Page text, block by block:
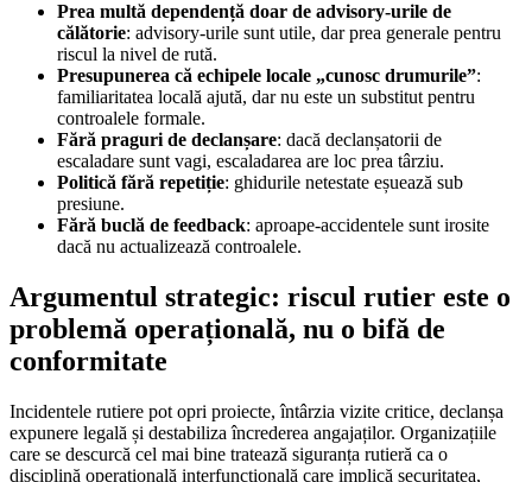
Prea multă dependență doar de advisory-urile de
călătorie: advisory-urile sunt utile, dar prea generale pentru
riscul la nivel de rută.
Presupunerea că echipele locale „cunosc drumurile”:
familiaritatea locală ajută, dar nu este un substitut pentru
controalele formale.
Fără praguri de declanșare: dacă declanșatorii de
escaladare sunt vagi, escaladarea are loc prea târziu.
Politică fără repetiție: ghidurile netestate eșuează sub
presiune.
Fără buclă de feedback: aproape-accidentele sunt irosite
dacă nu actualizează controalele.
Argumentul strategic: riscul rutier este o
problemă operațională, nu o bifă de
conformitate
Incidentele rutiere pot opri proiecte, întârzia vizite critice, declanșa
expunere legală și destabiliza încrederea angajaților. Organizațiile
care se descurcă cel mai bine tratează siguranța rutieră ca o
disciplină operațională interfuncțională care implică securitatea,